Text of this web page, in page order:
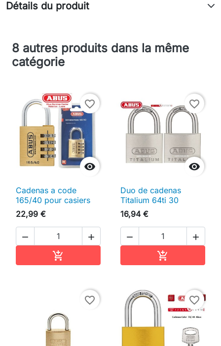
Détails du produit
8 autres produits dans la même
catégorie

favorite_border
Cadenas a code
165/40 pour casiers
22,99 €
 


favorite_border
Duo de cadenas
Titalium 64ti 30
16,94 €
 

favorite_border favorite_border